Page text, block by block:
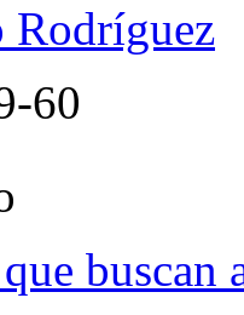
Rodríguez
60
buscan